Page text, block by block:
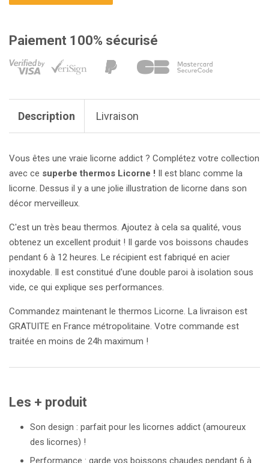
Paiement 100% sécurisé
Description Livraison
Vous êtes une vraie licorne addict ? Complétez votre collection
avec ce superbe thermos Licorne ! Il est blanc comme la
licorne. Dessus il y a une jolie illustration de licorne dans son
décor merveilleux.
C'est un très beau thermos. Ajoutez à cela sa qualité, vous
obtenez un excellent produit ! Il garde vos boissons chaudes
pendant 6 à 12 heures. Le récipient est fabriqué en acier
inoxydable. Il est constitué d'une double paroi à isolation sous
vide, ce qui explique ses performances.
Commandez maintenant le thermos Licorne. La livraison est
GRATUITE en France métropolitaine. Votre commande est
traitée en moins de 24h maximum !
Les + produit
Son design : parfait pour les licornes addict (amoureux
des licornes) !
Performance : garde vos boissons chaudes pendant 6 à